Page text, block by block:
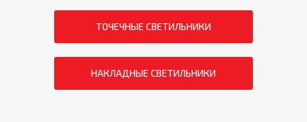
ТОЧЕЧНЫЕ СВЕТИЛЬНИКИ
НАКЛАДНЫЕ СВЕТИЛЬНИКИ